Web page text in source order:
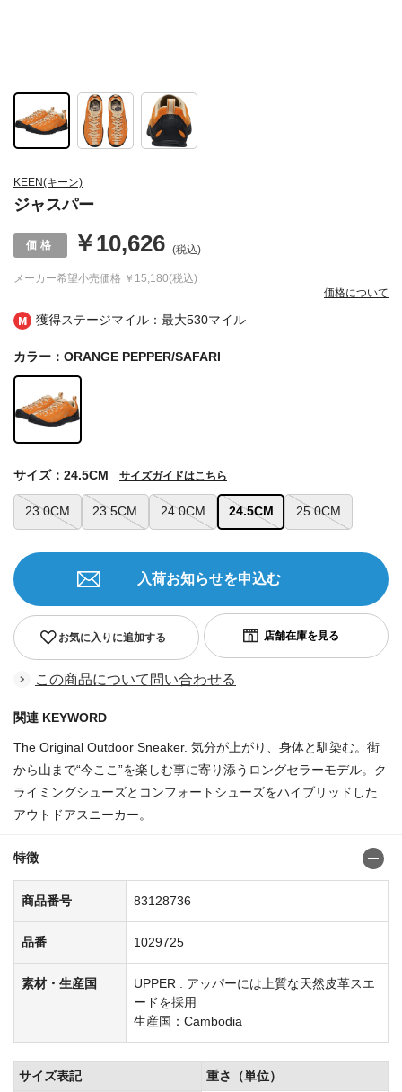
獲得ステージマイル：最大530マイル
KEEN(キーン)
ジャスパー
メーカー希望小売価格 ￥15,180(税込)
￥10,626 (税込)
価格について
カラー：ORANGE PEPPER/SAFARI
23.0CM 23.5CM 24.0CM 24.5CM 25.0CM
サイズ：24.5CM サイズガイドはこちら
お気に入りに追加する
入荷お知らせを申込む
この商品について問い合わせる
関連 KEYWORD
The Original Outdoor Sneaker. 気分が上がり、身体と馴染む。街
から山まで“今ここ”を楽しむ事に寄り添うロングセラーモデル。ク
ライミングシューズとコンフォートシューズをハイブリッドした
アウトドアスニーカー。
特徴
商品番号 83128736
品番 1029725
素材・生産国
UPPER : アッパーには上質な天然皮革スエ
ードを採用
生産国：Cambodia
サイズ表記 重さ（単位）